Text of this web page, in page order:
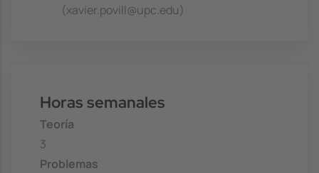
(xavier.povill@upc.edu)
Horas semanales
Teoría
3
Problemas